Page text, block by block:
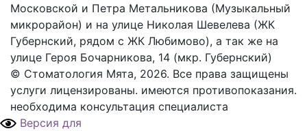
Московской и Петра Метальникова (Музыкальный
микрорайон) и на улице Николая Шевелева (ЖК
Губернский, рядом с ЖК Любимово), а так же на
улице Героя Бочарникова, 14 (мкр. Губернский)
© Стоматология Мята, 2026. Все права защищены
услуги лицензированы. имеются противопоказания.
необходима консультация специалиста
Версия для